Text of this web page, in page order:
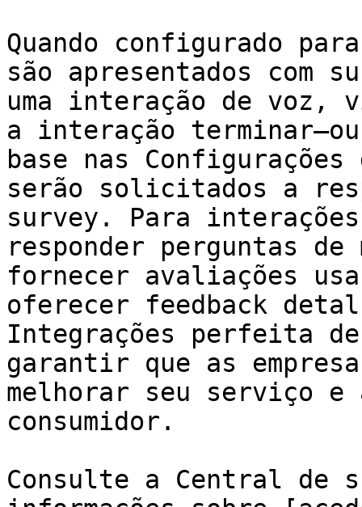
Quando configurado
são apresentados com
uma interação de voz,
a interação
base nas Configurações
serão solicitados a
survey. Para
responder perguntas
fornecer avaliações
oferecer feedback
Integrações perfeita
garantir que as
melhorar seu serviço e
consumidor.
Consulte a Central de